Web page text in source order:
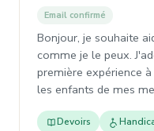
Email confirmé
Bonjour, je souhaite
comme je le peux.
première expérience
les enfants de mes
Devoirs